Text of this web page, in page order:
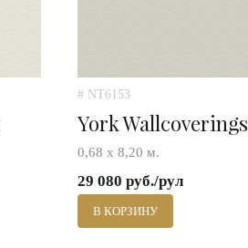
# NT6153
York Wallcoverings
0,68 х 8,20 м.
29 080 руб./рул
В КОРЗИНУ